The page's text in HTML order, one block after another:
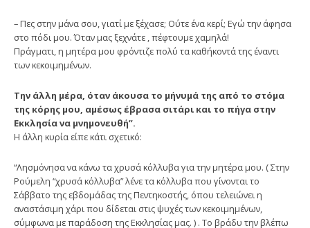
– Πες στην μάνα σου, γιατί με ξέχασε; Ούτε ένα κερί; Εγώ την άφησα
στο πόδι μου. Όταν μας ξεχνάτε , πέφτουμε χαμηλά!
Πράγματι, η μητέρα μου φρόντιζε πολύ τα καθήκοντά της έναντι
των κεκοιμημένων.
Την άλλη μέρα, όταν άκουσα το μήνυμά της από το στόμα
της κόρης μου, αμέσως έβρασα σιτάρι και το πήγα στην
Εκκλησία να μνημονευθή”.
Η άλλη κυρία είπε κάτι σχετικό:
“Λησμόνησα να κάνω τα χρυσά κόλλυβα για την μητέρα μου. ( Στην
Ρούμελη “χρυσά κόλλυβα” λένε τα κόλλυβα που γίνονται το
Σάββατο της εβδομάδας της Πεντηκοστής, όπου τελειώνει η
αναστάσιμη χάρι που δίδεται στις ψυχές των κεκοιμημένων,
σύμφωνα με παράδοση της Εκκλησίας μας. ) . Το βράδυ την βλέπω